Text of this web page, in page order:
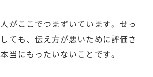
がここでつまずいています。せっ
ても、伝え方が悪いために評価さ
当にもったいないことです。